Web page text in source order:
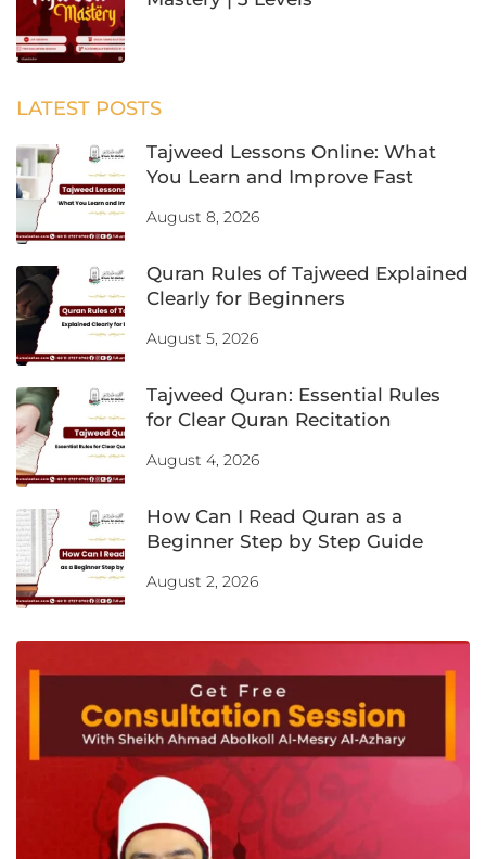
LATEST POSTS
Tajweed Lessons Online: What
You Learn and Improve Fast
August 8, 2026
Quran Rules of Tajweed Explained
Clearly for Beginners
August 5, 2026
Tajweed Quran: Essential Rules
for Clear Quran Recitation
August 4, 2026
How Can I Read Quran as a
Beginner Step by Step Guide
August 2, 2026